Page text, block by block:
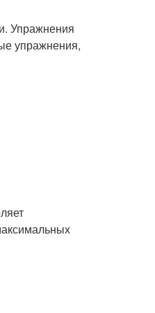
Упражнения
упражнения,